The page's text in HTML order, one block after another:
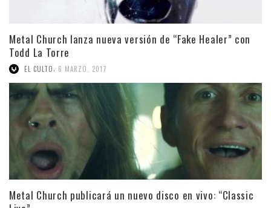
Metal Church lanza nueva versión de “Fake Healer” con
Todd La Torre
EL CULTO 6 MARZO, 2017
Metal Church publicará un nuevo disco en vivo: “Classic